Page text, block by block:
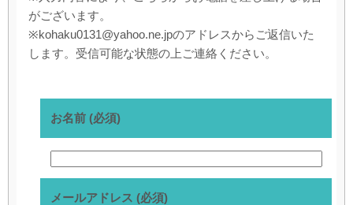
がございます。
※kohaku0131@yahoo.ne.jpのアドレスからご返信いた
します。受信可能な状態の上ご連絡ください。
お名前 (必須)
メールアドレス (必須)